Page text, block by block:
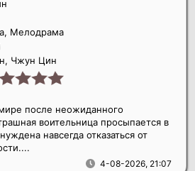
Мелодрама
Чжун Цин
4-08-2026, 21:07
после неожиданного
воительница просыпается в
навсегда отказаться от